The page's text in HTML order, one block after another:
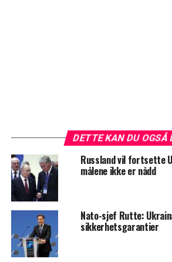
DETTE KAN DU OGSÅ
Russland vil fortsette
målene ikke er nådd
Nato-sjef Rutte:
sikkerhetsgarantier